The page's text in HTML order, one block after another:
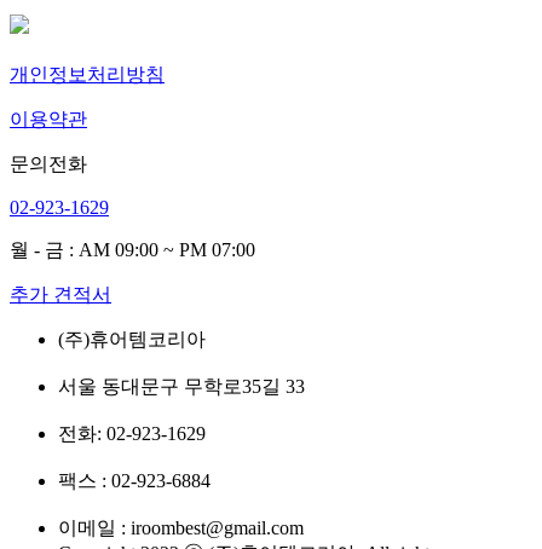
개인정보처리방침
이용약관
문의전화
02-923-1629
월 - 금 : AM 09:00 ~ PM 07:00
추가 견적서
(주)휴어템코리아
서울 동대문구 무학로35길 33
전화: 02-923-1629
팩스 : 02-923-6884
이메일 : iroombest@gmail.com